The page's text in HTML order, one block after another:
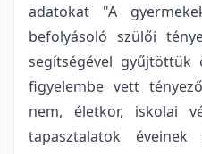
adatokat "A
befolyásoló szülői
segítségével gyűjtöttük
figyelembe vett
nem, életkor, iskolai
tapasztalatok